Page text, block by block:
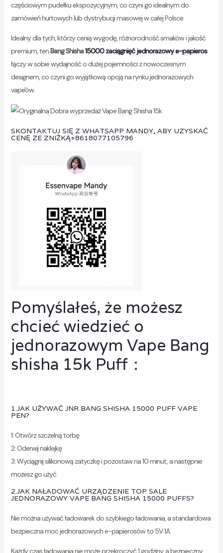
częściowym pudełku ekspozycyjnym, co czyni go idealnym do
zamówień hurtowych lub dystrybucji masowej w całej Polsce.
Idealny dla tych, którzy cenią wygodę, różnorodność smaków i jakość
premium, ten Bang Shisha15000 zaciągnięć jednorazowy e-papieros
łączy w sobie wydajność o dużej pojemności z nowoczesnym
designem, co czyni go wyjątkową opcją na rynku jednorazowych
vape'ów.
SKONTAKTUJ SIĘ Z WHATSAPP MANDY, ABY UZYSKAĆ
CENĘ ZE ZNIŻKĄ+8618077105796
Pomyślałeś, że możesz
chcieć wiedzieć o
jednorazowym Vape Bang
shisha 15k Puff：
1.JAK UŻYWAĆ JNR BANG SHISHA 15000 PUFF VAPE
PEN?
1: Otwórz szczelną torbę
2: Oderwij naklejkę
3: Wyciągnij silikonową zatyczkę i pozostaw na 10 minut, a następnie
możesz go użyć
2.JAK NAŁADOWAĆ URZĄDZENIE TOP SALE
JEDNORAZOWY VAPE BANG SHISHA 15000 PUFFS?
Nie można używać ładowarek do szybkiego ładowania, a standardowa
bezpieczna moc jednorazowych e-papierosów to 5V 1A.
Każdy czas ładowania nie może przekroczyć 1 godziny, a bezpieczny